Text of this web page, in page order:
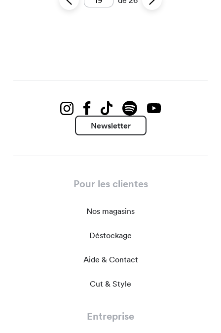
Newsletter
Pour les clientes
Nos magasins
Déstockage
Aide & Contact
Cut & Style
Entreprise